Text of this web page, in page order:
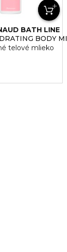
BATH LINE
BODY
telové mlieko